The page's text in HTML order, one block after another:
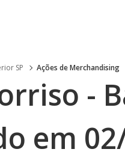
SP Ações de Merchandising
-
em